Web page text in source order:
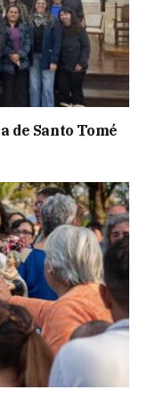
de Santo Tomé